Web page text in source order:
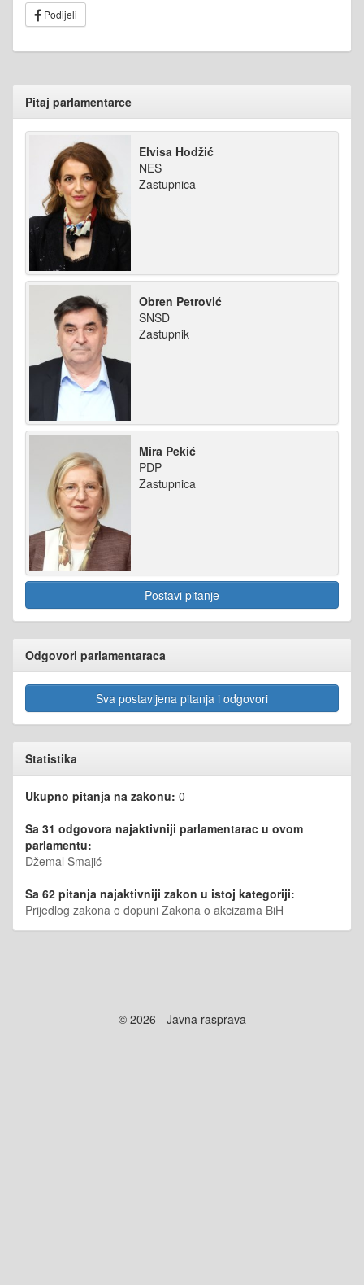
Podijeli
Pitaj parlamentarce
Elvisa Hodžić
NES
Zastupnica
Obren Petrović
SNSD
Zastupnik
Mira Pekić
PDP
Zastupnica
Postavi pitanje
Odgovori parlamentaraca
Sva postavljena pitanja i odgovori
Statistika
Ukupno pitanja na zakonu: 0
Sa 31 odgovora najaktivniji parlamentarac u ovom
parlamentu:
Džemal Smajić
Sa 62 pitanja najaktivniji zakon u istoj kategoriji:
Prijedlog zakona o dopuni Zakona o akcizama BiH
© 2026 - Javna rasprava